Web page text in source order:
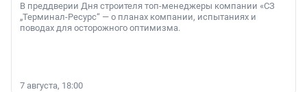
В преддверии Дня строителя топ-менеджеры компании «СЗ
„Терминал-Ресурс“ — о планах компании, испытаниях и
поводах для осторожного оптимизма.
7 августа, 18:00